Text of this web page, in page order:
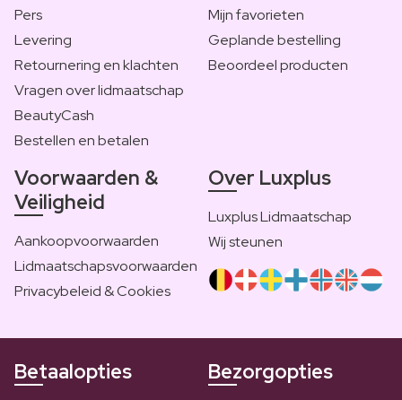
Pers
Levering
Retournering en klachten
Vragen over lidmaatschap
BeautyCash
Bestellen en betalen
Mijn favorieten
Geplande bestelling
Beoordeel producten
Voorwaarden &
Veiligheid
Aankoopvoorwaarden
Lidmaatschapsvoorwaarden
Privacybeleid & Cookies
Over Luxplus
Luxplus Lidmaatschap
Wij steunen
Betaalopties Bezorgopties